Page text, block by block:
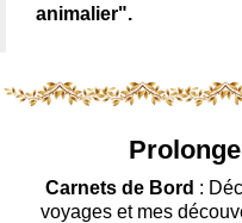
animalier".
Carnets de Bord :
voyages et mes